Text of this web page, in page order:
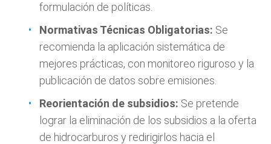
formulación de políticas.
Normativas Técnicas Obligatorias: Se
recomienda la aplicación sistemática de
mejores prácticas, con monitoreo riguroso y la
publicación de datos sobre emisiones.
Reorientación de subsidios: Se pretende
lograr la eliminación de los subsidios a la oferta
de hidrocarburos y redirigirlos hacia el